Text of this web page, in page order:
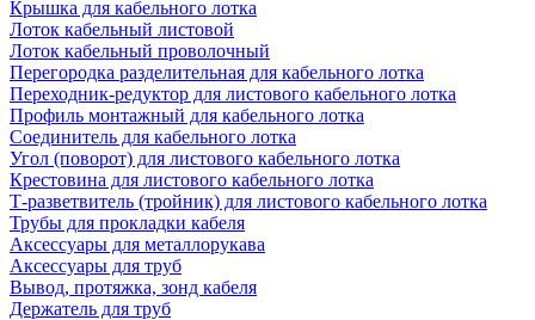
Крышка для кабельного лотка
Лоток кабельный листовой
Лоток кабельный проволочный
Перегородка разделительная для кабельного лотка
Переходник-редуктор для листового кабельного лотка
Профиль монтажный для кабельного лотка
Соединитель для кабельного лотка
Угол (поворот) для листового кабельного лотка
Крестовина для листового кабельного лотка
Т-разветвитель (тройник) для листового кабельного лотка
Трубы для прокладки кабеля
Аксессуары для металлорукава
Аксессуары для труб
Вывод, протяжка, зонд кабеля
Держатель для труб